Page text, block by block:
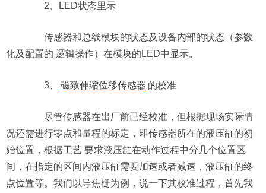
2、LED状态里示
传感器和总线模块的状态及设备内部的状态（参数
化及配置的 逻辑操作）在模块的LED中显示。
3、 磁致伸缩位移传感器 的校准
尽管传感器在出厂前已经校准，但根据现场实际情
况还需进行零点和量程的标定，即传感器所在的液压缸的初
始位置，根据工艺 要求液压缸在动作过程中分几个位置区
间，在指定的区间内液压缸需要加速或者减速，液压缸的终
点位置等。我们以导焦栅为例，说一下其校准过程，首先我